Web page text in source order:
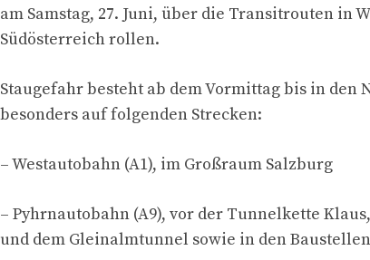
am Samstag, 27. Juni, über die Transitrouten in
Südösterreich rollen.
Staugefahr besteht ab dem Vormittag bis in den
besonders auf folgenden Strecken:
– Westautobahn (A1), im Großraum Salzburg
– Pyhrnautobahn (A9), vor der Tunnelkette
und dem Gleinalmtunnel sowie in den